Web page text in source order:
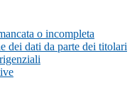
o incompleta
dei dati da parte dei titolari